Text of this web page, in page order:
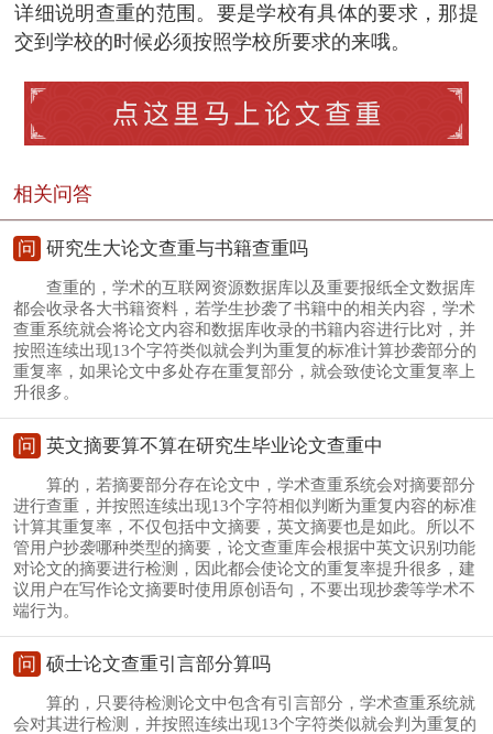
详细说明查重的范围。要是学校有具体的要求，那提
交到学校的时候必须按照学校所要求的来哦。
相关问答
问 研究生大论文查重与书籍查重吗
查重的，学术的互联网资源数据库以及重要报纸全文数据库
都会收录各大书籍资料，若学生抄袭了书籍中的相关内容，学术
查重系统就会将论文内容和数据库收录的书籍内容进行比对，并
按照连续出现13个字符类似就会判为重复的标准计算抄袭部分的
重复率，如果论文中多处存在重复部分，就会致使论文重复率上
升很多。
问 英文摘要算不算在研究生毕业论文查重中
算的，若摘要部分存在论文中，学术查重系统会对摘要部分
进行查重，并按照连续出现13个字符相似判断为重复内容的标准
计算其重复率，不仅包括中文摘要，英文摘要也是如此。所以不
管用户抄袭哪种类型的摘要，论文查重库会根据中英文识别功能
对论文的摘要进行检测，因此都会使论文的重复率提升很多，建
议用户在写作论文摘要时使用原创语句，不要出现抄袭等学术不
端行为。
问 硕士论文查重引言部分算吗
算的，只要待检测论文中包含有引言部分，学术查重系统就
会对其进行检测，并按照连续出现13个字符类似就会判为重复的